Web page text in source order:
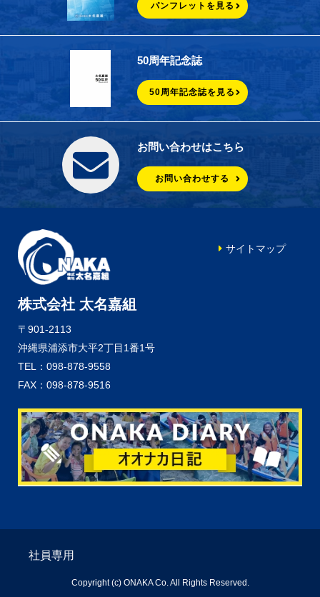
パンフレットを見る
50周年記念誌
50周年記念誌を見る
お問い合わせはこちら
お問い合わせする
株式会社 太名嘉組
〒901-2113
沖縄県浦添市大平2丁目1番1号
TEL：098-878-9558
FAX：098-878-9516
サイトマップ
社員専用
Copyright (c) ONAKA Co. All Rights Reserved.